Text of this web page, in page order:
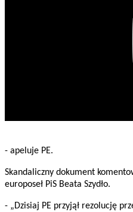
- apeluje PE.
Skandaliczny dokument
europoseł PiS Beata Szydło.
- „Dzisiaj PE przyjął rezolucję